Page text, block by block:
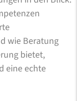
wie Beratung
bietet,
eine echte